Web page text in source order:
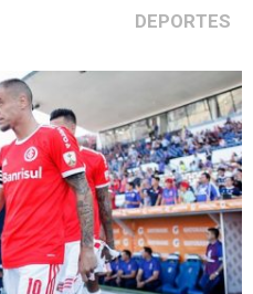
DEPORTES